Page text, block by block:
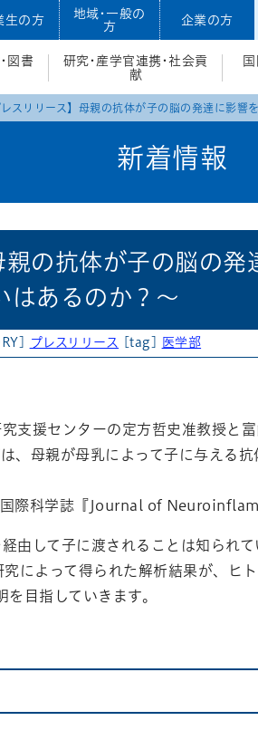
生の方
地域・一般の
方
企業の方
図書
研究・産学官連携・社会貢
献
レスリリース】母親の抗体が子の脳の発達に影響
新着情報
親の抗体が子の脳の発
はあるのか？～
プレスリリース [tag] 医学部
支援センターの定方哲史准教授と
、母親が母乳によって子に与える
際科学誌『Journal of
由して子に渡されることは知られ
によって得られた解析結果が、ヒ
目指していきます。